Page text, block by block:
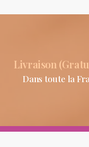
Livraison
Dans toute la